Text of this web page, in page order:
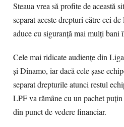
Steaua vrea să profite de această
separat aceste drepturi către cei
aduce cu siguranţă mai mulţi bani
Cele mai ridicate audienţe din
şi Dinamo, iar dacă cele şase
separat drepturile atunci restul
LPF va rămâne cu un pachet
din punct de vedere financiar.